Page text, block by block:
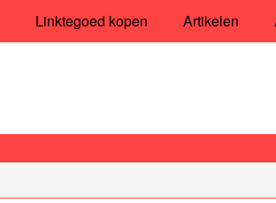
Linktegoed kopen Artikelen